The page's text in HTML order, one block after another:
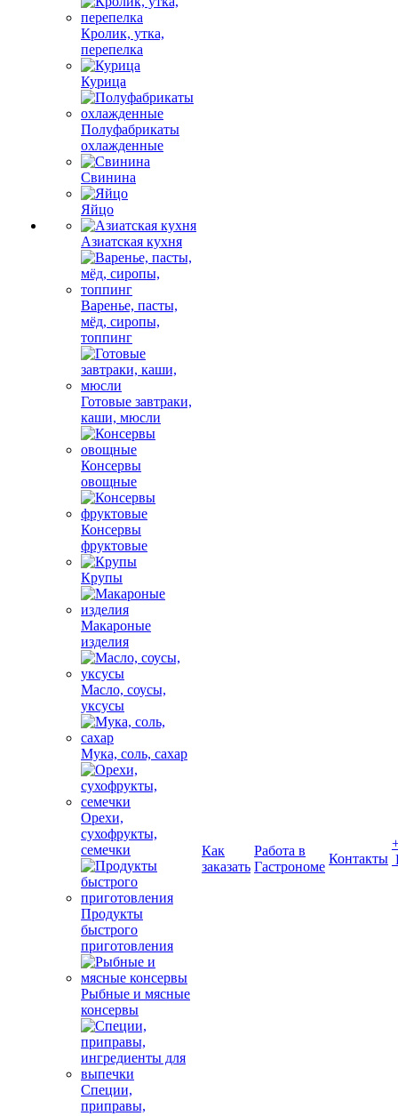
Кролик, утка,
перепелка
Курица
Полуфабрикаты
охлажденные
Свинина
Яйцо
Азиатская кухня
Варенье, пасты,
мёд, сиропы,
топпинг
Готовые завтраки,
каши, мюсли
Консервы
овощные
Консервы
фруктовые
Крупы
Макароные
изделия
Масло, соусы,
уксусы
Мука, соль, сахар
Орехи,
сухофрукты,
семечки
Продукты
быстрого
приготовления
Рыбные и мясные
консервы
Специи,
приправы,
Как
заказать
Работа в
Гастрономе
Контакты